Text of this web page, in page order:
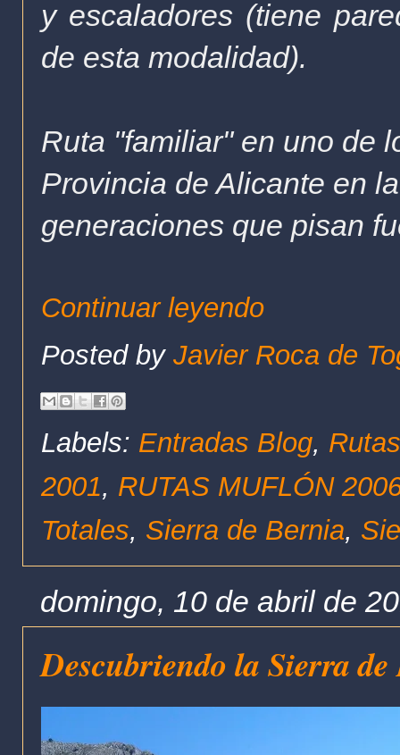
y escaladores (tiene
de esta modalidad).
Ruta "familiar" en uno de
Provincia de Alicante en
generaciones que pisan
Continuar leyendo
Posted by Javier Roca de
Labels: Entradas Blog,
2001, RUTAS MUFLÓN
Totales, Sierra de Bernia,
domingo, 10 de abril de
Descubriendo la Sierra